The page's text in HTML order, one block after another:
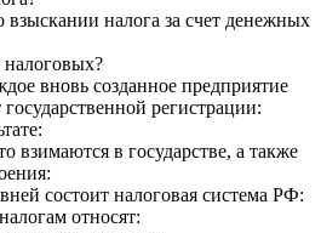
налога за счет денежных
налоговых?
вновь созданное предприятие
регистрации:
взимаются в государстве, а также
состоит налоговая система РФ:
относят: